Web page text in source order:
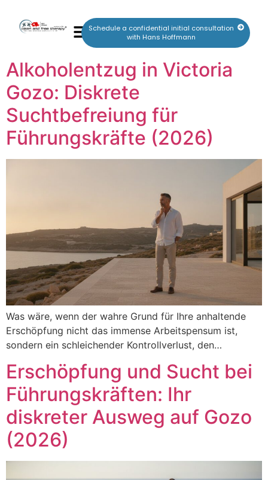
Schedule a confidential initial consultation
with Hans Hoffmann
Alkoholentzug in Victoria
Gozo: Diskrete
Suchtbefreiung für
Führungskräfte (2026)
Was wäre, wenn der wahre Grund für Ihre anhaltende
Erschöpfung nicht das immense Arbeitspensum ist,
sondern ein schleichender Kontrollverlust, den…
Erschöpfung und Sucht bei
Führungskräften: Ihr
diskreter Ausweg auf Gozo
(2026)